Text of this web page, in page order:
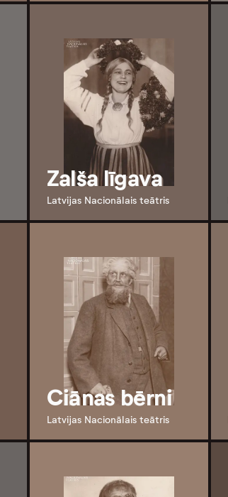
Zalša līgava
Latvijas Nacionālais teātris
Ciānas bērni
Latvijas Nacionālais teātris